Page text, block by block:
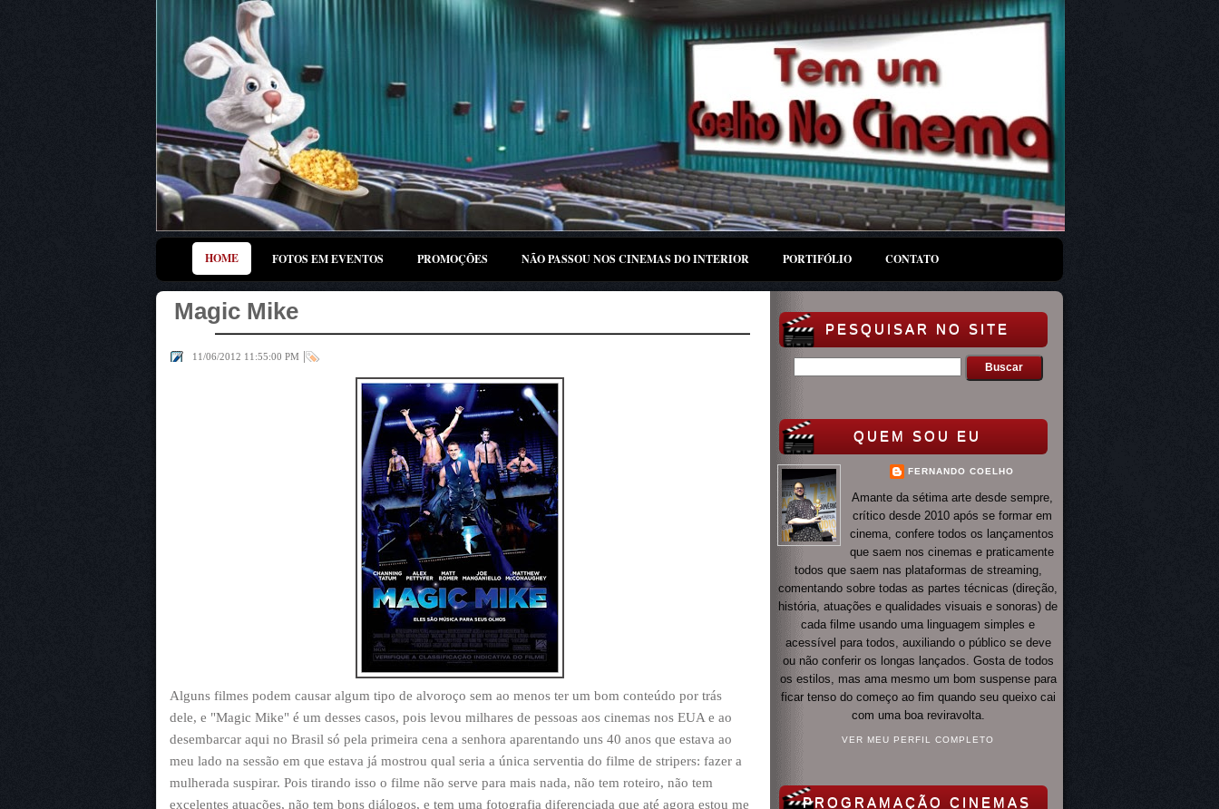
HOME FOTOS EM EVENTOS PROMOÇÕES NÃO PASSOU NOS CINEMAS DO INTERIOR PORTIFÓLIO CONTATO
Magic Mike
11/06/2012 11:55:00 PM |
Alguns filmes podem causar algum tipo de alvoroço sem ao menos ter um bom conteúdo por trás
dele, e "Magic Mike" é um desses casos, pois levou milhares de pessoas aos cinemas nos EUA e ao
desembarcar aqui no Brasil só pela primeira cena a senhora aparentando uns 40 anos que estava ao
meu lado na sessão em que estava já mostrou qual seria a única serventia do filme de stripers: fazer a
mulherada suspirar. Pois tirando isso o filme não serve para mais nada, não tem roteiro, não tem
excelentes atuações, não tem bons diálogos, e tem uma fotografia diferenciada que até agora estou me
PESQUISAR NO SITE
QUEM SOU EU
FERNANDO COELHO
Amante da sétima arte desde sempre,
crítico desde 2010 após se formar em
cinema, confere todos os lançamentos
que saem nos cinemas e praticamente
todos que saem nas plataformas de streaming,
comentando sobre todas as partes técnicas (direção,
história, atuações e qualidades visuais e sonoras) de
cada filme usando uma linguagem simples e
acessível para todos, auxiliando o público se deve
ou não conferir os longas lançados. Gosta de todos
os estilos, mas ama mesmo um bom suspense para
ficar tenso do começo ao fim quando seu queixo cai
com uma boa reviravolta.
VER MEU PERFIL COMPLETO
PROGRAMAÇÃO CINEMAS